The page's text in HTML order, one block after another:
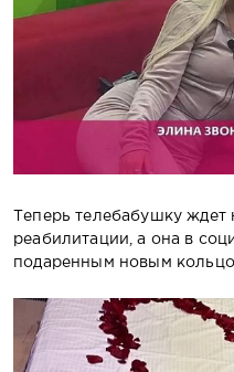
Теперь телебабушку ждет
реабилитации, а она в
подаренным новым